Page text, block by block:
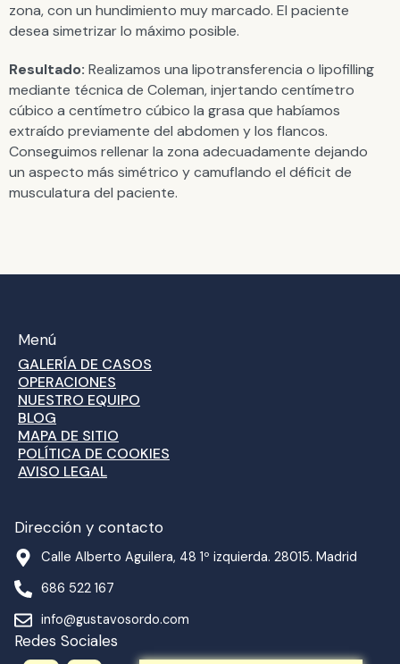
zona, con un hundimiento muy marcado. El paciente
desea simetrizar lo máximo posible.
Resultado: Realizamos una lipotransferencia o lipofilling
mediante técnica de Coleman, injertando centímetro
cúbico a centímetro cúbico la grasa que habíamos
extraído previamente del abdomen y los flancos.
Conseguimos rellenar la zona adecuadamente dejando
un aspecto más simétrico y camuflando el déficit de
musculatura del paciente.
Menú
GALERÍA DE CASOS
OPERACIONES
NUESTRO EQUIPO
BLOG
MAPA DE SITIO
POLÍTICA DE COOKIES
AVISO LEGAL
Dirección y contacto
Calle Alberto Aguilera, 48 1º izquierda. 28015. Madrid
686 522 167
info@gustavosordo.com
Redes Sociales